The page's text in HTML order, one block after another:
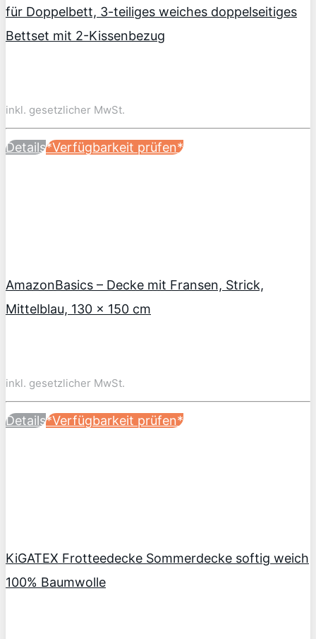
für Doppelbett, 3-teiliges weiches doppelseitiges
Bettset mit 2-Kissenbezug
inkl. gesetzlicher MwSt.
Details*Verfügbarkeit prüfen*
AmazonBasics – Decke mit Fransen, Strick,
Mittelblau, 130 x 150 cm
inkl. gesetzlicher MwSt.
Details*Verfügbarkeit prüfen*
KiGATEX Frotteedecke Sommerdecke softig weich
100% Baumwolle